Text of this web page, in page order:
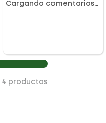
Cargando comentarios…
4 productos